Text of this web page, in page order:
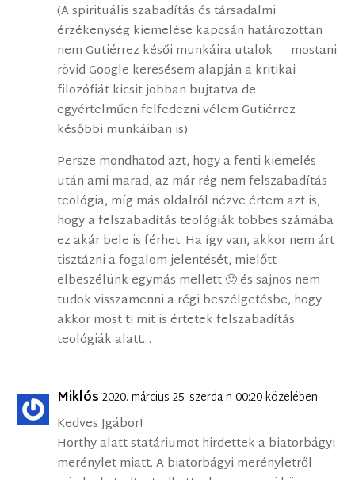
(A spirituális szabadítás és társadalmi
érzékenység kiemelése kapcsán határozottan
nem Gutiérrez késői munkáira utalok — mostani
rövid Google keresésem alapján a kritikai
filozófiát kicsit jobban bujtatva de
egyértelműen felfedezni vélem Gutiérrez
későbbi munkáiban is)
Persze mondhatod azt, hogy a fenti kiemelés
után ami marad, az már rég nem felszabadítás
teológia, míg más oldalról nézve értem azt is,
hogy a felszabadítás teológiák többes számába
ez akár bele is férhet. Ha így van, akkor nem árt
tisztázni a fogalom jelentését, mielőtt
elbeszélünk egymás mellett 🙂 és sajnos nem
tudok visszamenni a régi beszélgetésbe, hogy
akkor most ti mit is értetek felszabadítás
teológiák alatt…
Miklós 2020. március 25. szerda-n 00:20 közelében
Kedves Jgábor!
Horthy alatt statáriumot hirdettek a biatorbágyi
merénylet miatt. A biatorbágyi merényletről